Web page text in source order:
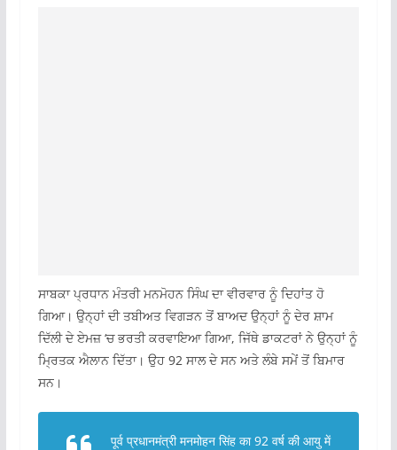
ਸਾਬਕਾ ਪ੍ਰਧਾਨ ਮੰਤਰੀ ਮਨਮੋਹਨ ਸਿੰਘ ਦਾ ਵੀਰਵਾਰ ਨੂੰ ਦਿਹਾਂਤ ਹੋ
ਗਿਆ। ਉਨ੍ਹਾਂ ਦੀ ਤਬੀਅਤ ਵਿਗੜਨ ਤੋਂ ਬਾਅਦ ਉਨ੍ਹਾਂ ਨੂੰ ਦੇਰ ਸ਼ਾਮ
ਦਿੱਲੀ ਦੇ ਏਮਜ਼ ‘ਚ ਭਰਤੀ ਕਰਵਾਇਆ ਗਿਆ, ਜਿੱਥੇ ਡਾਕਟਰਾਂ ਨੇ ਉਨ੍ਹਾਂ ਨੂੰ
ਮ੍ਰਿਤਕ ਐਲਾਨ ਦਿੱਤਾ। ਉਹ 92 ਸਾਲ ਦੇ ਸਨ ਅਤੇ ਲੰਬੇ ਸਮੇਂ ਤੋਂ ਬਿਮਾਰ
ਸਨ।
पूर्व प्रधानमंत्री मनमोहन सिंह का 92 वर्ष की आयु में